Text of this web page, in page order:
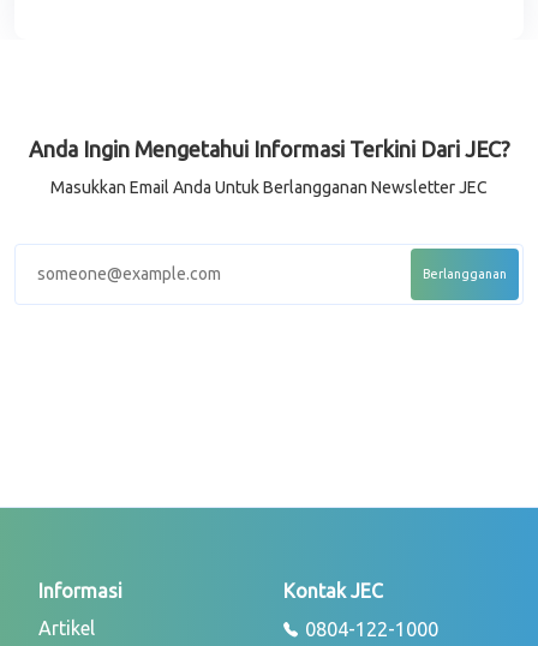
Anda Ingin Mengetahui Informasi Terkini Dari JEC?
Masukkan Email Anda Untuk Berlangganan Newsletter JEC
Informasi
Artikel
Kontak JEC
0804-122-1000